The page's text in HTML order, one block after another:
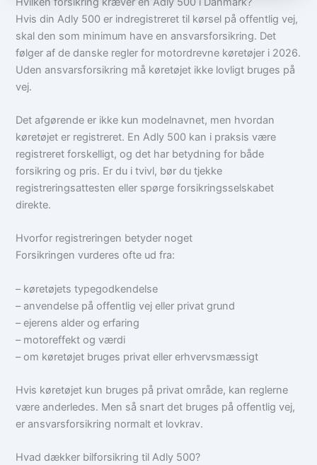
Hvis din Adly 500 er indregistreret til kørsel på offentlig vej,
skal den som minimum have en ansvarsforsikring. Det
følger af de danske regler for motordrevne køretøjer i 2026.
Uden ansvarsforsikring må køretøjet ikke lovligt bruges på
vej.
Det afgørende er ikke kun modelnavnet, men hvordan
køretøjet er registreret. En Adly 500 kan i praksis være
registreret forskelligt, og det har betydning for både
forsikring og pris. Er du i tvivl, bør du tjekke
registreringsattesten eller spørge forsikringsselskabet
direkte.
Hvorfor registreringen betyder noget
Forsikringen vurderes ofte ud fra:
– køretøjets typegodkendelse
– anvendelse på offentlig vej eller privat grund
– ejerens alder og erfaring
– motoreffekt og værdi
– om køretøjet bruges privat eller erhvervsmæssigt
Hvis køretøjet kun bruges på privat område, kan reglerne
være anderledes. Men så snart det bruges på offentlig vej,
er ansvarsforsikring normalt et lovkrav.
Hvad dækker bilforsikring til Adly 500?